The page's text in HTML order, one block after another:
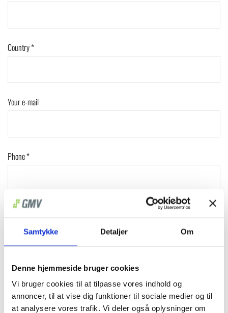
Samtykke Detaljer Om
Denne hjemmeside bruger cookies
Vi bruger cookies til at tilpasse vores indhold og
annoncer, til at vise dig funktioner til sociale medier og til
at analysere vores trafik. Vi deler også oplysninger om
Country *
Your e-mail
Phone *
Describe your product or service